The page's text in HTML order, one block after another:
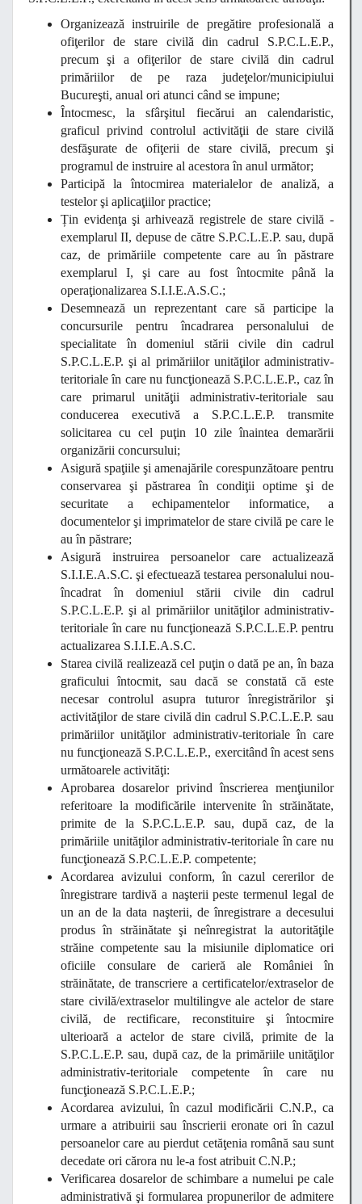
Organizează instruirile de pregătire profesională a
ofiţerilor de stare civilă din cadrul S.P.C.L.E.P.,
precum şi a ofiţerilor de stare civilă din cadrul
primăriilor de pe raza judeţelor/municipiului
Bucureşti, anual ori atunci când se impune;
Întocmesc, la sfârşitul fiecărui an calendaristic,
graficul privind controlul activităţii de stare civilă
desfăşurate de ofiţerii de stare civilă, precum şi
programul de instruire al acestora în anul următor;
Participă la întocmirea materialelor de analiză, a
testelor şi aplicaţiilor practice;
Țin evidenţa şi arhivează registrele de stare civilă -
exemplarul II, depuse de către S.P.C.L.E.P. sau, după
caz, de primăriile competente care au în păstrare
exemplarul I, şi care au fost întocmite până la
operaţionalizarea S.I.I.E.A.S.C.;
Desemnează un reprezentant care să participe la
concursurile pentru încadrarea personalului de
specialitate în domeniul stării civile din cadrul
S.P.C.L.E.P. şi al primăriilor unităţilor administrativ-
teritoriale în care nu funcţionează S.P.C.L.E.P., caz în
care primarul unităţii administrativ-teritoriale sau
conducerea executivă a S.P.C.L.E.P. transmite
solicitarea cu cel puţin 10 zile înaintea demarării
organizării concursului;
Asigură spaţiile şi amenajările corespunzătoare pentru
conservarea şi păstrarea în condiţii optime şi de
securitate a echipamentelor informatice, a
documentelor şi imprimatelor de stare civilă pe care le
au în păstrare;
Asigură instruirea persoanelor care actualizează
S.I.I.E.A.S.C. şi efectuează testarea personalului nou-
încadrat în domeniul stării civile din cadrul
S.P.C.L.E.P. şi al primăriilor unităţilor administrativ-
teritoriale în care nu funcţionează S.P.C.L.E.P. pentru
actualizarea S.I.I.E.A.S.C.
Starea civilă realizează cel puţin o dată pe an, în baza
graficului întocmit, sau dacă se constată că este
necesar controlul asupra tuturor înregistrărilor şi
activităţilor de stare civilă din cadrul S.P.C.L.E.P. sau
primăriilor unităţilor administrativ-teritoriale în care
nu funcţionează S.P.C.L.E.P., exercitând în acest sens
următoarele activităţi:
Aprobarea dosarelor privind înscrierea menţiunilor
referitoare la modificările intervenite în străinătate,
primite de la S.P.C.L.E.P. sau, după caz, de la
primăriile unităţilor administrativ-teritoriale în care nu
funcţionează S.P.C.L.E.P. competente;
Acordarea avizului conform, în cazul cererilor de
înregistrare tardivă a naşterii peste termenul legal de
un an de la data naşterii, de înregistrare a decesului
produs în străinătate şi neînregistrat la autorităţile
străine competente sau la misiunile diplomatice ori
oficiile consulare de carieră ale României în
străinătate, de transcriere a certificatelor/extraselor de
stare civilă/extraselor multilingve ale actelor de stare
civilă, de rectificare, reconstituire şi întocmire
ulterioară a actelor de stare civilă, primite de la
S.P.C.L.E.P. sau, după caz, de la primăriile unităţilor
administrativ-teritoriale competente în care nu
funcţionează S.P.C.L.E.P.;
Acordarea avizului, în cazul modificării C.N.P., ca
urmare a atribuirii sau înscrierii eronate ori în cazul
persoanelor care au pierdut cetăţenia română sau sunt
decedate ori cărora nu le-a fost atribuit C.N.P.;
Verificarea dosarelor de schimbare a numelui pe cale
administrativă şi formularea propunerilor de admitere